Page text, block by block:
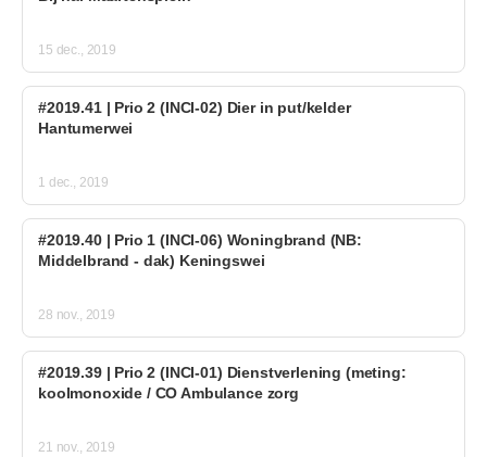
15 dec., 2019
#2019.41 | Prio 2 (INCI-02) Dier in put/kelder
Hantumerwei
1 dec., 2019
#2019.40 | Prio 1 (INCI-06) Woningbrand (NB:
Middelbrand - dak) Keningswei
28 nov., 2019
#2019.39 | Prio 2 (INCI-01) Dienstverlening (meting:
koolmonoxide / CO Ambulance zorg
21 nov., 2019